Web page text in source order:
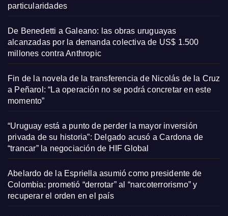
particularidades
De Benedetti a Galeano: las obras uruguayas
alcanzadas por la demanda colectiva de US$ 1.500
millones contra Anthropic
Fin de la novela de la transferencia de Nicolás de la Cruz
a Peñarol: “La operación no se podrá concretar en este
momento”
“Uruguay está a punto de perder la mayor inversión
privada de su historia”: Delgado acusó a Cardona de
“trancar” la negociación de HIF Global
Abelardo de la Espriella asumió como presidente de
Colombia: prometió “derrotar” al “narcoterrorismo” y
recuperar el orden en el país